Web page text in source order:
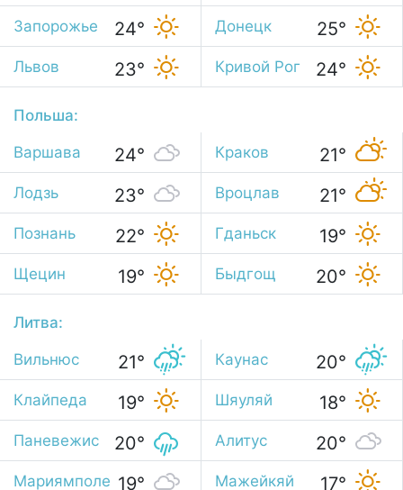
Запорожье 24° Донецк 25°
Львов 23° Кривой Рог 24°
Польша:
Варшава 24° Краков 21°
Лодзь 23° Вроцлав 21°
Познань 22° Гданьск 19°
Щецин 19° Быдгощ 20°
Литва:
Вильнюс 21° Каунас 20°
Клайпеда 19° Шяуляй 18°
Паневежис 20° Алитус 20°
Мариямполе 19° Мажейкяй 17°